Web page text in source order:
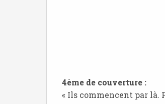
4ème de couverture :
« Ils commencent par là.